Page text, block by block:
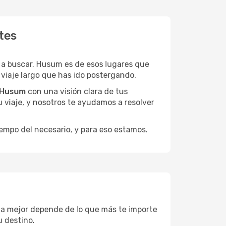
buscar. Husum es de esos lugares que
largo que has ido postergando.
con una visión clara de tus
viaje, y nosotros te ayudamos a resolver
del necesario, y para eso estamos.
mejor depende de lo que más te importe
destino.